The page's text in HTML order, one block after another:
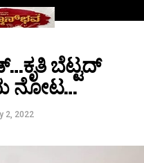
ಬೆಟ್ಟದ್
ನೋಟ…
2, 2022